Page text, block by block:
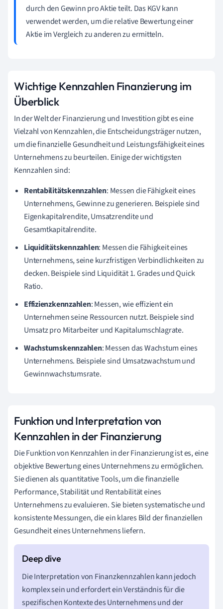
durch den Gewinn pro Aktie teilt. Das KGV kann
verwendet werden, um die relative Bewertung einer
Aktie im Vergleich zu anderen zu ermitteln.
Wichtige Kennzahlen Finanzierung im
Überblick
In der Welt der Finanzierung und Investition gibt es eine
Vielzahl von Kennzahlen, die Entscheidungsträger nutzen,
um die finanzielle Gesundheit und Leistungsfähigkeit eines
Unternehmens zu beurteilen. Einige der wichtigsten
Kennzahlen sind:
Rentabilitätskennzahlen: Messen die Fähigkeit eines
Unternehmens, Gewinne zu generieren. Beispiele sind
Eigenkapitalrendite, Umsatzrendite und
Gesamtkapitalrendite.
Liquiditätskennzahlen: Messen die Fähigkeit eines
Unternehmens, seine kurzfristigen Verbindlichkeiten zu
decken. Beispiele sind Liquidität 1. Grades und Quick
Ratio.
Effizienzkennzahlen: Messen, wie effizient ein
Unternehmen seine Ressourcen nutzt. Beispiele sind
Umsatz pro Mitarbeiter und Kapitalumschlagrate.
Wachstumskennzahlen: Messen das Wachstum eines
Unternehmens. Beispiele sind Umsatzwachstum und
Gewinnwachstumsrate.
Funktion und Interpretation von
Kennzahlen in der Finanzierung
Die Funktion von Kennzahlen in der Finanzierung ist es, eine
objektive Bewertung eines Unternehmens zu ermöglichen.
Sie dienen als quantitative Tools, um die finanzielle
Performance, Stabilität und Rentabilität eines
Unternehmens zu evaluieren. Sie bieten systematische und
konsistente Messungen, die ein klares Bild der finanziellen
Gesundheit eines Unternehmens liefern.
Die Interpretation von Finanzkennzahlen kann jedoch
komplex sein und erfordert ein Verständnis für die
spezifischen Kontexte des Unternehmens und der